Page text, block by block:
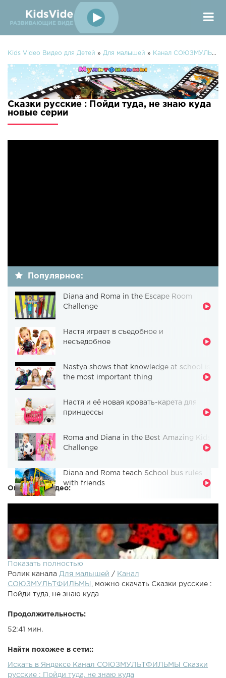
Kids Video Видео для Детей » Для малышей » Канал СОЮЗМУЛЬТФИЛЬМЫ
Сказки русские : Пойди туда, не знаю куда
новые серии
Популярное:
Diana and Roma in the Escape Room
Challenge
Настя играет в съедобное и
несъедобное
Nastya shows that knowledge at school is
the most important thing
Настя и её новая кровать-карета для
принцессы
Roma and Diana in the Best Amazing Kids
Challenge
Diana and Roma teach School bus rules
with friends
Описание видео:
Хочешь узнать об этом мультике больше? Заходи к нам в
Показать полностью
Ролик канала Для малышей / Канал
СОЮЗМУЛЬТФИЛЬМЫ
, можно скачать Сказки русские :
Пойди туда, не знаю куда
Продолжительность:
52:41 мин.
Найти похожее в сети::
Искать в Яндексе Канал СОЮЗМУЛЬТФИЛЬМЫ Сказки
русские : Пойди туда, не знаю куда